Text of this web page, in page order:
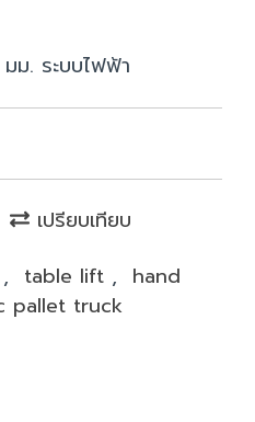
ม. ระบบไฟฟ้า
เปรียบเทียบ
, table lift , hand
pallet truck